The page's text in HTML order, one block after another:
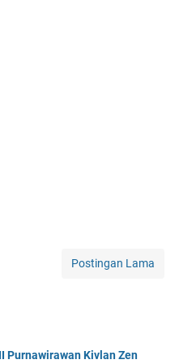
Postingan Lama
Purnawirawan Kivlan Zen